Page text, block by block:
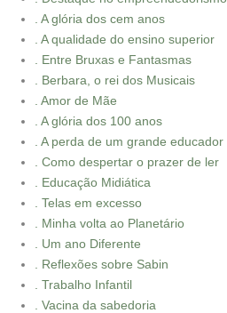
. A glória dos cem anos
. A qualidade do ensino superior
. Entre Bruxas e Fantasmas
. Berbara, o rei dos Musicais
. Amor de Mãe
. A glória dos 100 anos
. A perda de um grande educador
. Como despertar o prazer de ler
. Educação Midiática
. Telas em excesso
. Minha volta ao Planetário
. Um ano Diferente
. Reflexões sobre Sabin
. Trabalho Infantil
. Vacina da sabedoria